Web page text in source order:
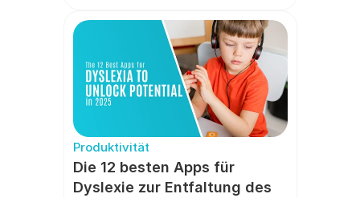
Produktivität
Die 12 besten Apps für
Dyslexie zur Entfaltung des